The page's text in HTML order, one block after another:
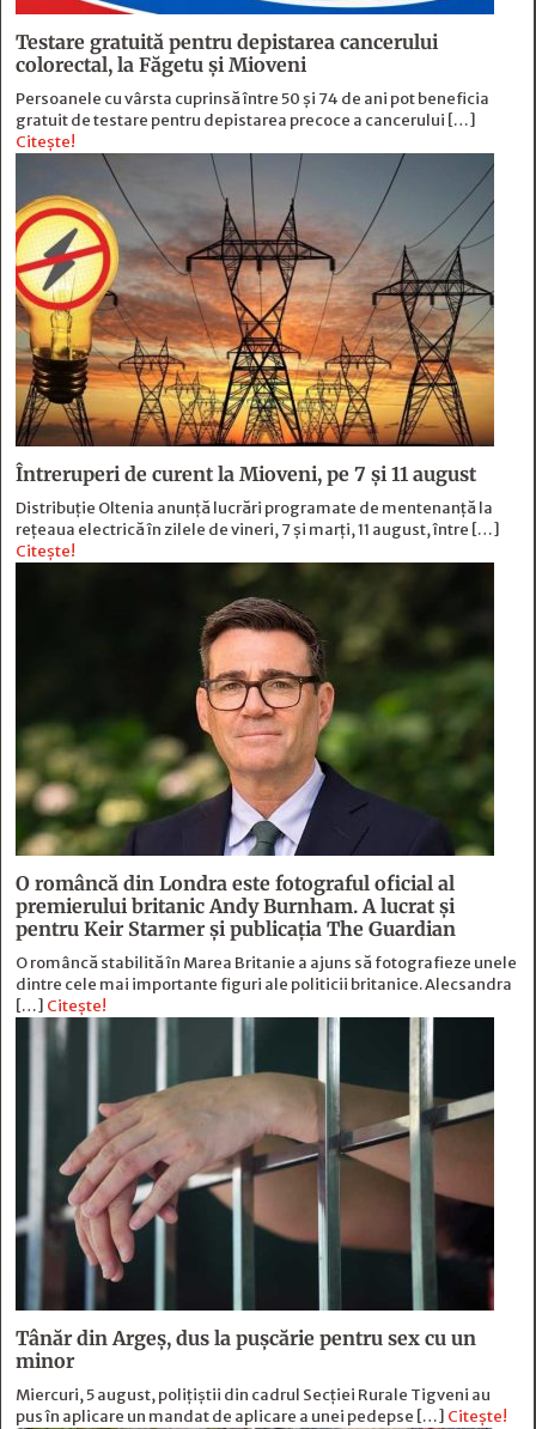
Testare gratuită pentru depistarea cancerului
colorectal, la Făgetu și Mioveni
Persoanele cu vârsta cuprinsă între 50 și 74 de ani pot beneficia
gratuit de testare pentru depistarea precoce a cancerului […]
Citește!
Întreruperi de curent la Mioveni, pe 7 și 11 august
Distribuție Oltenia anunță lucrări programate de mentenanță la
rețeaua electrică în zilele de vineri, 7 și marți, 11 august, între […]
Citește!
O româncă din Londra este fotograful oficial al
premierului britanic Andy Burnham. A lucrat și
pentru Keir Starmer și publicația The Guardian
O româncă stabilită în Marea Britanie a ajuns să fotografieze unele
dintre cele mai importante figuri ale politicii britanice. Alecsandra
[…] Citește!
Tânăr din Argeș, dus la pușcărie pentru sex cu un
minor
Miercuri, 5 august, polițiștii din cadrul Secției Rurale Tigveni au
pus în aplicare un mandat de aplicare a unei pedepse […] Citește!